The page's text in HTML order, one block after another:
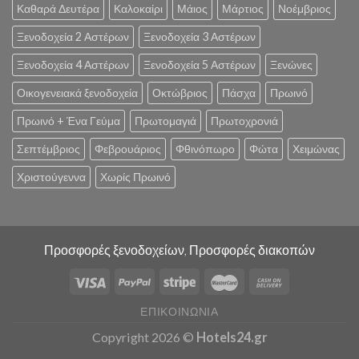
Καθαρά Δευτέρα Καλοκαίρι Μάιος Μάρτιος Νοέμβριος
Ξενοδοχεία 2 Αστέρων Ξενοδοχεία 3 Αστέρων
Ξενοδοχεία 4 Αστέρων Ξενοδοχεία 5 Αστέρων Ξενώνες
Οικογενειακά ξενοδοχεία Οκτώβριος Πάσχα Πρωινό
Πρωινό + Ένα Γεύμα Πρωτομαγιά Πρωτοχρονιά
Σεπτέμβριος Φεβρουάριος Φθινόπωρο Φώτα Χειμώνας
Χριστούγεννα Χωρίς Πρωινό
Προσφορές ξενοδοχείων, Προσφορές διακοπών
ΕΠΙΚΟΙΝΩΝΊΑ
Copyright 2026 © Hotels24.gr